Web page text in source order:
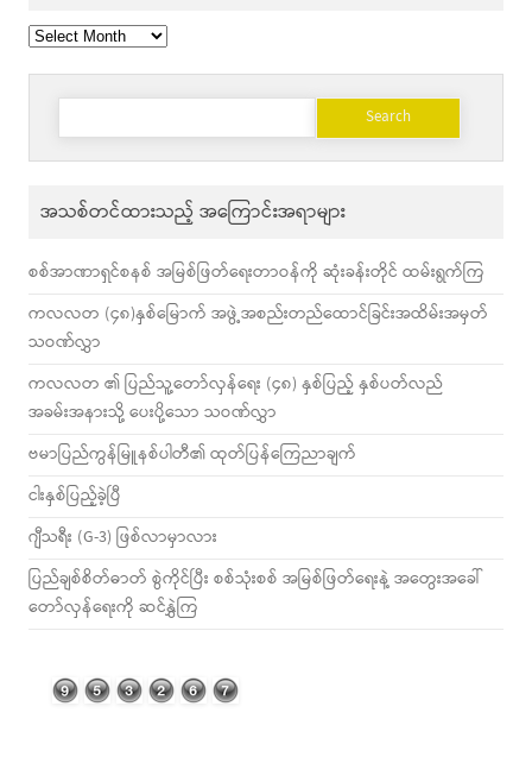
Archives
Search
အသစ်တင်ထားသည့် အကြောင်းအရာများ
စစ်အာဏာရှင်စနစ် အမြစ်ဖြတ်ရေးတာဝန်ကို ဆုံးခန်းတိုင် ထမ်းရွက်ကြ
ကလလတ (၄၈)နှစ်မြောက် အဖွဲ့အစည်းတည်ထောင်ခြင်းအထိမ်းအမှတ်
သဝဏ်လွှာ
ကလလတ ၏ ပြည်သူ့တော်လှန်ရေး (၄၈) နှစ်ပြည့် နှစ်ပတ်လည်
အခမ်းအနားသို့ ပေးပို့သော သဝဏ်လွှာ
ဗမာပြည်ကွန်မြူနစ်ပါတီ၏ ထုတ်ပြန်ကြေညာချက်
ငါးနှစ်ပြည့်ခဲ့ပြီ
ဂျီသရီး (G-3) ဖြစ်လာမှာလား
ပြည်ချစ်စိတ်ဓာတ် စွဲကိုင်ပြီး စစ်သုံးစစ် အမြစ်ဖြတ်ရေးနဲ့ အတွေးအခေါ်
တော်လှန်ရေးကို ဆင်နွှဲကြ